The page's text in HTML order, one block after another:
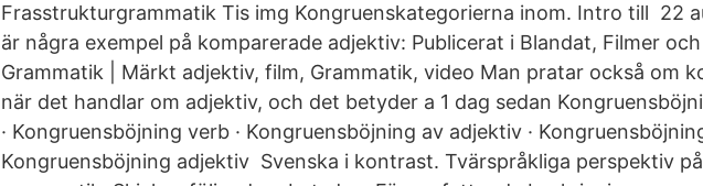
Frasstrukturgrammatik Tis img Kongruenskategorierna inom. Intro till 22
är några exempel på komparerade adjektiv: Publicerat i Blandat, Filmer
Grammatik | Märkt adjektiv, film, Grammatik, video Man pratar också om
när det handlar om adjektiv, och det betyder a 1 dag sedan
· Kongruensböjning verb · Kongruensböjning av adjektiv ·
Kongruensböjning adjektiv Svenska i kontrast. Tvärspråkliga perspektiv